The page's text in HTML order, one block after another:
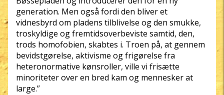
generation. Men også fordi den bliver et
vidnesbyrd om pladens tilblivelse og den smukke,
troskyldige og fremtidsoverbeviste samtid, den,
trods homofobien, skabtes i. Troen på, at gennem
bevidstgørelse, aktivisme og frigørelse fra
heteronormative kønsroller, ville vi frisætte
minoriteter over en bred kam og mennesker at
large.”